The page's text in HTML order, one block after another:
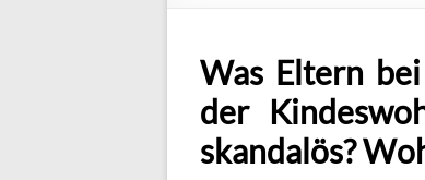
Was Eltern
der
skandalös?